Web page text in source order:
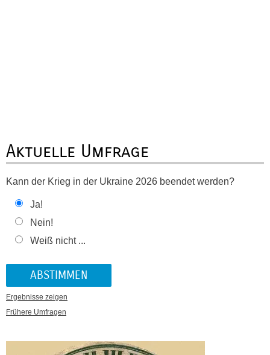
Aktuelle Umfrage
Kann der Krieg in der Ukraine 2026 beendet werden?
Ja!
Nein!
Weiß nicht ...
Ergebnisse zeigen
Frühere Umfragen